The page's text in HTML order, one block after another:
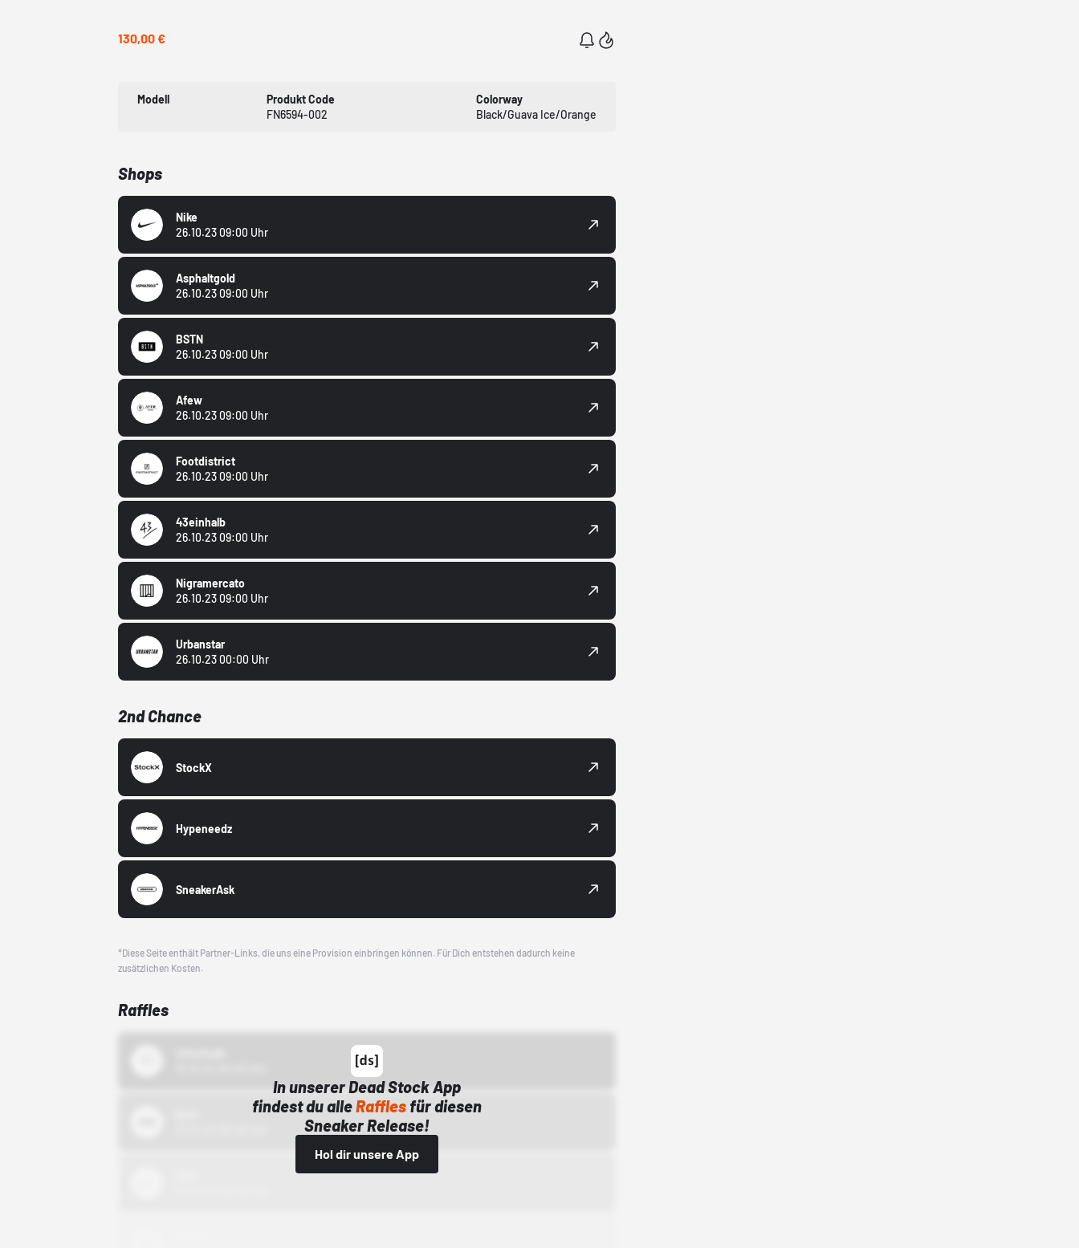
130,00 €
Modell
Produkt Code
FN6594-002
Colorway
Black/Guava Ice/Orange
Shops
Nike
26.10.23 09:00 Uhr
Asphaltgold
26.10.23 09:00 Uhr
BSTN
26.10.23 09:00 Uhr
Afew
26.10.23 09:00 Uhr
Footdistrict
26.10.23 09:00 Uhr
43einhalb
26.10.23 09:00 Uhr
Nigramercato
26.10.23 09:00 Uhr
Urbanstar
26.10.23 00:00 Uhr
2nd Chance
StockX
Hypeneedz
SneakerAsk
*Diese Seite enthält Partner-Links, die uns eine Provision einbringen können. Für Dich entstehen dadurch keine
zusätzlichen Kosten.
Raffles
In unserer Dead Stock App
findest du alleRaffles für diesen
Sneaker Release!
Hol dir unsere App